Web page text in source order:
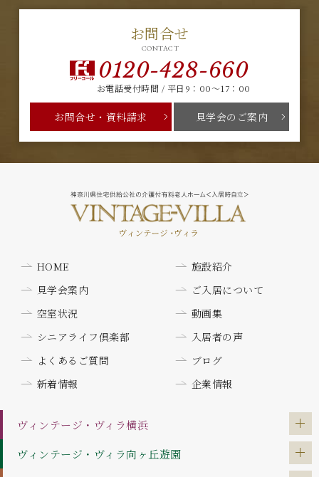
お問合せ
CONTACT
0120-428-660
お電話受付時間 / 平日9：00～17：00
お問合せ・資料請求 見学会のご案内
HOME
施設紹介
見学会案内
ご入居について
空室状況
動画集
シニアライフ倶楽部
入居者の声
よくあるご質問
ブログ
新着情報
企業情報
ヴィンテージ・ヴィラ横浜
ヴィンテージ・ヴィラ向ヶ丘遊園